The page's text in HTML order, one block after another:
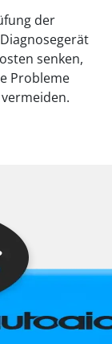
der
senken,
Probleme